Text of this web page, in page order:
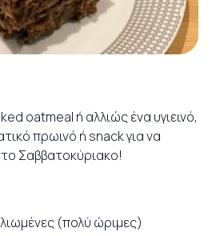
oatmeal ή αλλιώς ένα υγιεινό,
πρωινό ή snack για να
Σαββατοκύριακο!
(πολύ ώριμες)